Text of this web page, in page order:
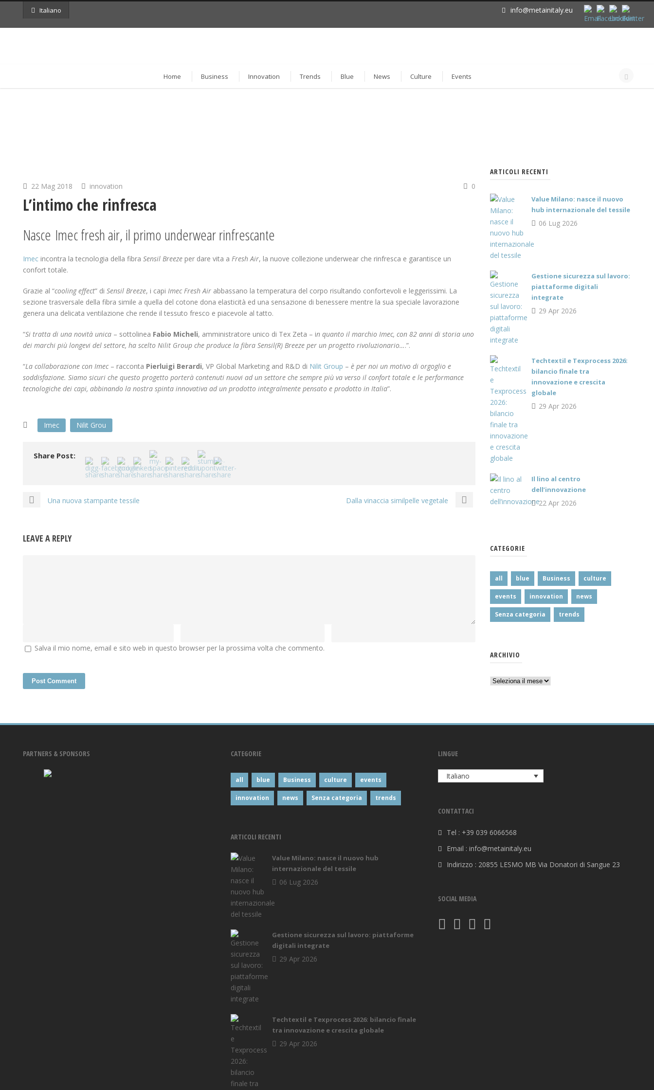
Italiano info@metainitaly.eu
Home Business Innovation Trends Blue News Culture Events
22 Mag 2018 innovation 0
L’intimo che rinfresca
Nasce Imec fresh air, il primo underwear rinfrescante
Imec incontra la tecnologia della fibra Sensil Breeze per dare vita a Fresh Air, la nuove collezione underwear che rinfresca e garantisce un
confort totale.
Grazie al “cooling effect” di Sensil Breeze, i capi Imec Fresh Air abbassano la temperatura del corpo risultando confortevoli e leggerissimi. La
sezione trasversale della fibra simile a quella del cotone dona elasticità ed una sensazione di benessere mentre la sua speciale lavorazione
genera una delicata ventilazione che rende il tessuto fresco e piacevole al tatto.
“Si tratta di una novità unica – sottolinea Fabio Micheli, amministratore unico di Tex Zeta – in quanto il marchio Imec, con 82 anni di storia uno
dei marchi più longevi del settore, ha scelto Nilit Group che produce la fibra Sensil(R) Breeze per un progetto rivoluzionario….”.
“La collaborazione con Imec– racconta Pierluigi Berardi, VP Global Marketing and R&D di Nilit Group – è per noi un motivo di orgoglio e
soddisfazione. Siamo sicuri che questo progetto porterà contenuti nuovi ad un settore che sempre più va verso il confort totale e le performance
tecnologiche dei capi, abbinando la nostra spinta innovativa ad un prodotto integralmente pensato e prodotto in Italia”.
Imec Nilit Grou
Share Post:
Una nuova stampante tessile Dalla vinaccia similpelle vegetale
LEAVE A REPLY
Salva il mio nome, email e sito web in questo browser per la prossima volta che commento.
ARTICOLI RECENTI
Value Milano: nasce il nuovo
hub internazionale del tessile
06 Lug 2026
Gestione sicurezza sul lavoro:
piattaforme digitali
integrate
29 Apr 2026
Techtextil e Texprocess 2026:
bilancio finale tra
innovazione e crescita
globale
29 Apr 2026
Il lino al centro
dell’innovazione
22 Apr 2026
CATEGORIE
all blue Business culture
events innovation news
Senza categoria trends
ARCHIVIO
Archivio
PARTNERS & SPONSORS CATEGORIE
all blue Business culture events
innovation news Senza categoria trends
ARTICOLI RECENTI
Value Milano: nasce il nuovo hub
internazionale del tessile
06 Lug 2026
Gestione sicurezza sul lavoro: piattaforme
digitali integrate
29 Apr 2026
Techtextil e Texprocess 2026: bilancio finale
tra innovazione e crescita globale
29 Apr 2026
LINGUE
Italiano
CONTATTACI
Tel : +39 039 6066568
Email : info@metainitaly.eu
Indirizzo : 20855 LESMO MB Via Donatori di Sangue 23
SOCIAL MEDIA